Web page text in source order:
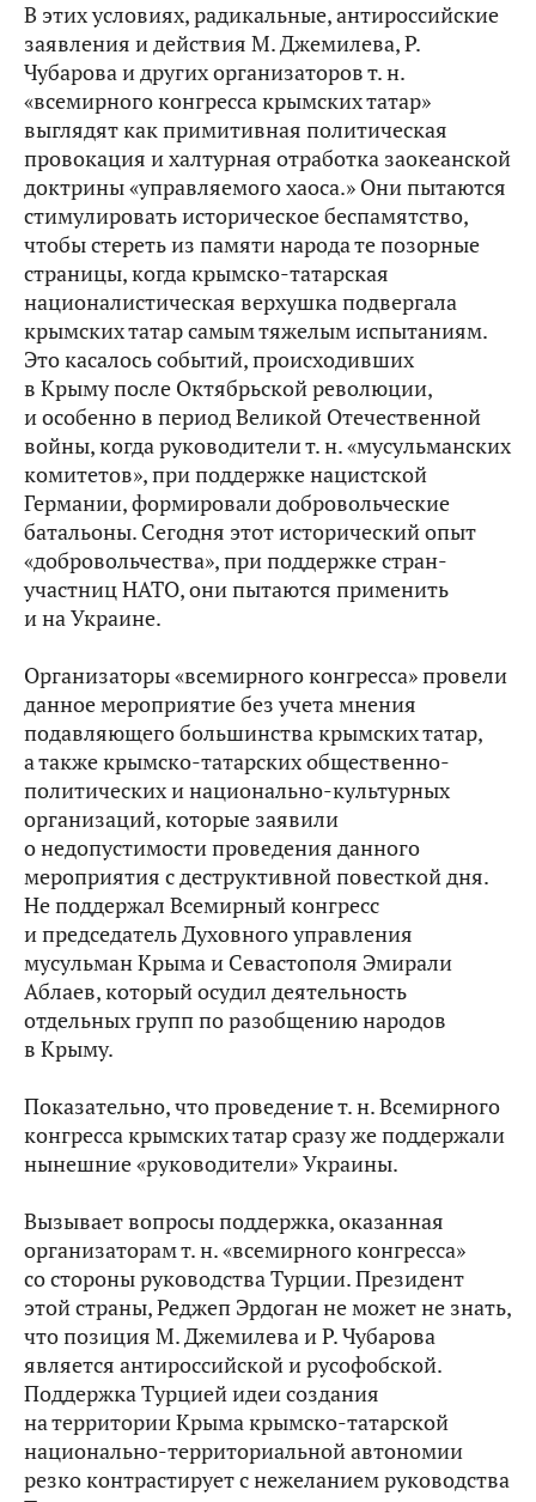
В этих условиях, радикальные, антироссийские
заявления и действия М. Джемилева, Р.
Чубарова и других организаторов т. н.
«всемирного конгресса крымских татар»
выглядят как примитивная политическая
провокация и халтурная отработка заокеанской
доктрины «управляемого хаоса.» Они пытаются
стимулировать историческое беспамятство,
чтобы стереть из памяти народа те позорные
страницы, когда крымско-татарская
националистическая верхушка подвергала
крымских татар самым тяжелым испытаниям.
Это касалось событий, происходивших
в Крыму после Октябрьской революции,
и особенно в период Великой Отечественной
войны, когда руководители т. н. «мусульманских
комитетов», при поддержке нацистской
Германии, формировали добровольческие
батальоны. Сегодня этот исторический опыт
«добровольчества», при поддержке стран-
участниц НАТО, они пытаются применить
и на Украине.
Организаторы «всемирного конгресса» провели
данное мероприятие без учета мнения
подавляющего большинства крымских татар,
а также крымско-татарских общественно-
политических и национально-культурных
организаций, которые заявили
о недопустимости проведения данного
мероприятия с деструктивной повесткой дня.
Не поддержал Всемирный конгресс
и председатель Духовного управления
мусульман Крыма и Севастополя Эмирали
Аблаев, который осудил деятельность
отдельных групп по разобщению народов
в Крыму.
Показательно, что проведение т. н. Всемирного
конгресса крымских татар сразу же поддержали
нынешние «руководители» Украины.
Вызывает вопросы поддержка, оказанная
организаторам т. н. «всемирного конгресса»
со стороны руководства Турции. Президент
этой страны, Реджеп Эрдоган не может не знать,
что позиция М. Джемилева и Р. Чубарова
является антироссийской и русофобской.
Поддержка Турцией идеи создания
на территории Крыма крымско-татарской
национально-территориальной автономии
резко контрастирует с нежеланием руководства